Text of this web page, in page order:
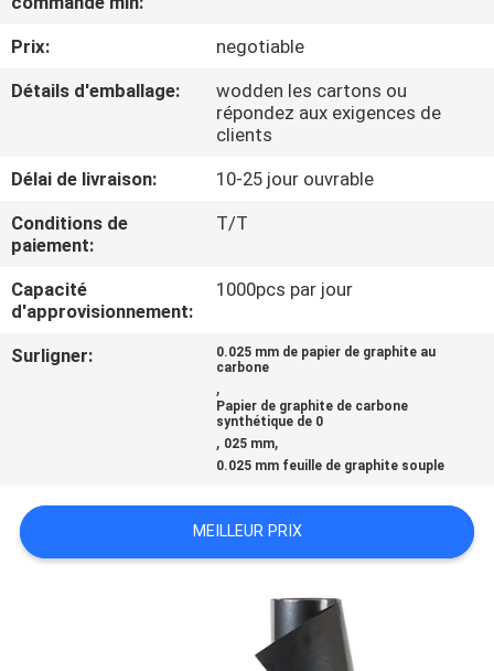
D'USINE
CONTRÔLE
LA
QUALITÉ
CONTACT
NOUVELLES
SOUMISSION
Prix:
negotiable
Détails d'emballage:
wodden les cartons ou
répondez aux exigences de
clients
Délai de livraison:
10-25 jour ouvrable
Conditions de
paiement:
T/T
Capacité
d'approvisionnement:
1000pcs par jour
Surligner:
0.025 mm de papier de graphite au
carbone
,
Papier de graphite de carbone
synthétique de 0
, 025 mm,
0.025 mm feuille de graphite souple
MEILLEUR PRIX